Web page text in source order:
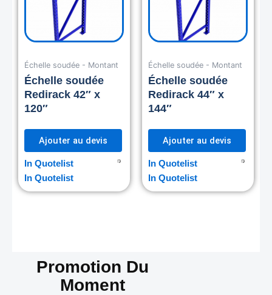
Échelle soudée - Montant
Échelle soudée
Redirack 42″ x
120″
Ajouter au devis
In Quotelist
In Quotelist
Échelle soudée - Montant
Échelle soudée
Redirack 44″ x
144″
Ajouter au devis
In Quotelist
In Quotelist
Promotion Du
Moment